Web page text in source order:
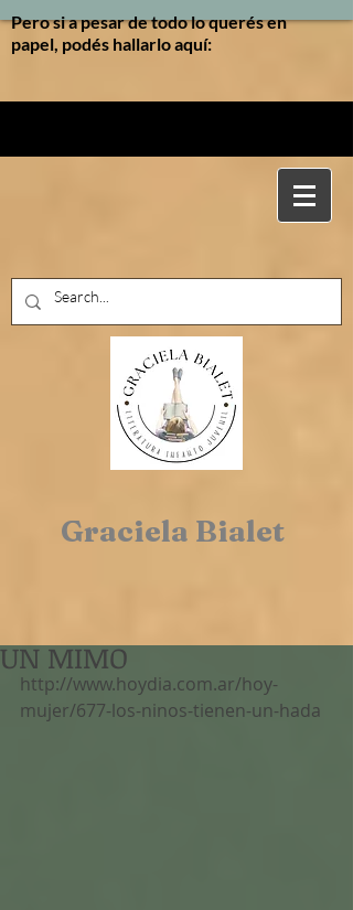
Pero si a pesar de todo lo querés en
papel, podés hallarlo aquí:
Graciela Bialet
UN MIMO
http://www.hoydia.com.ar/hoy-
mujer/677-los-ninos-tienen-un-hada